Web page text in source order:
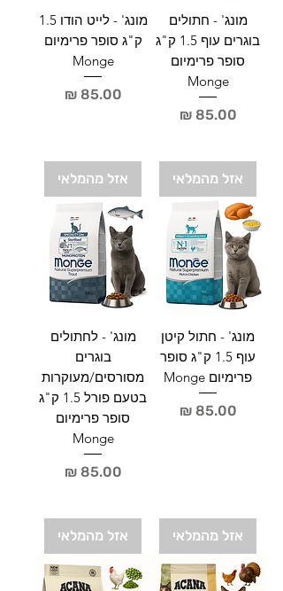
ם
מונג' - חתולים
בוגרים עוף 1.5 ק"ג
סופר פרימיום
Monge
מחיר
אזל מהמלאי
מונג' - לייט הודו 1.5
ק"ג סופר פרימיום
Monge
מחיר
אזל מהמלאי
מונג' - חתול קיטן
עוף 1.5 ק"ג סופר
פרימיום Monge
מחיר
אזל מהמלאי
מונג' - לחתולים
בוגרים
מסורסים/מעוקרות
בטעם פורל 1.5 ק"ג
סופר פרימיום
Monge
מחיר
אזל מהמלאי